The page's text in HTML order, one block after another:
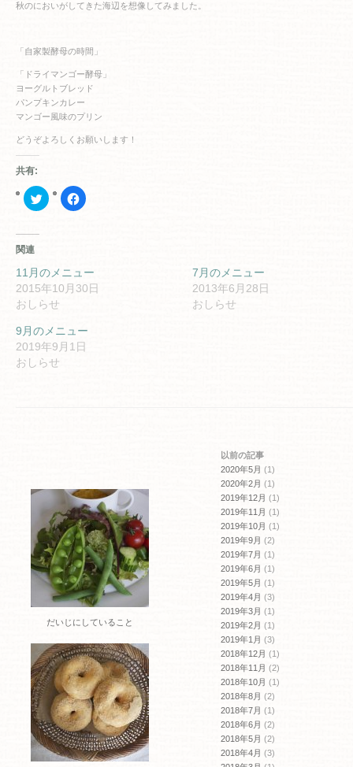
秋のにおいがしてきた海辺を想像してみました。
「自家製酵母の時間」
「ドライマンゴー酵母」
ヨーグルトブレッド
パンプキンカレー
マンゴー風味のプリン
どうぞよろしくお願いします！
共有:
ク
リ
共
有
(新
し
い
ィ
ン
ド
ウ
で
Facebook
で
ク
リ
ッ
く
さ
い
関連
11月のメニュー
2015年10月30日
おしらせ
7月のメニュー
2013年6月28日
おしらせ
9月のメニュー
2019年9月1日
おしらせ
だいじにしていること
以前の記事
2020年5月 (1)
2020年2月 (1)
2019年12月 (1)
2019年11月 (1)
2019年10月 (1)
2019年9月 (2)
2019年7月 (1)
2019年6月 (1)
2019年5月 (1)
2019年4月 (3)
2019年3月 (1)
2019年2月 (1)
2019年1月 (3)
2018年12月 (1)
2018年11月 (2)
2018年10月 (1)
2018年8月 (2)
2018年7月 (1)
2018年6月 (2)
2018年5月 (2)
2018年4月 (3)